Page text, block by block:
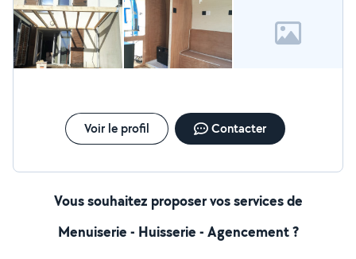
Voir le profil Contacter
Vous souhaitez proposer vos services de
Menuiserie - Huisserie - Agencement ?